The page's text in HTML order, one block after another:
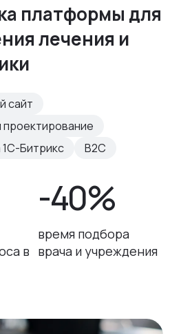
платформы для
лечения и
сайт
проектирование
1С-Битрикс
B2C
в
-40%
время подбора
врача и учреждения